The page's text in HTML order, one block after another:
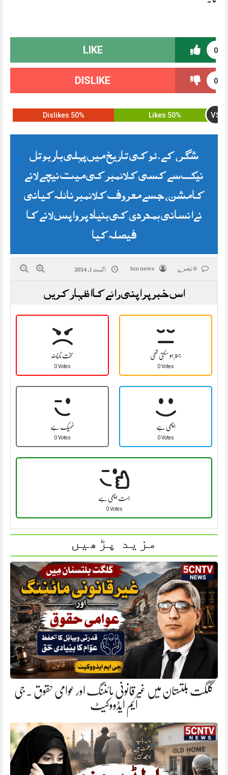
0
LIKE
0
DISLIKE
50% Likes VS
50% Dislikes
شگر، کے.ٹو کی تاریخ میں پہلی بار بوتل
نیک سے کسی کلائمبر کی میت نیچے لانے
کا مشن، جسے معروف کلائمبر نائلہ کیانی
نے انسانی ہمدردی کی بنیاد پر واپس لانے کا
فیصلہ کیا
5cn news اگست 1, 2024
اس خبر پر اپنی رائے کا اظہار کریں
سخت نا پسند
0 Votes
بہتر ہو سکتی تھی
0 Votes
ٹھیک ہے
0 Votes
اچھی ہے
0 Votes
بہت اچھی ہے
0 Votes
مزید پڑھیں
گلگت بلتستان میں غیر قانونی مائننگ اور عوامی حقوق . جی
ایم ایڈووکیٹ